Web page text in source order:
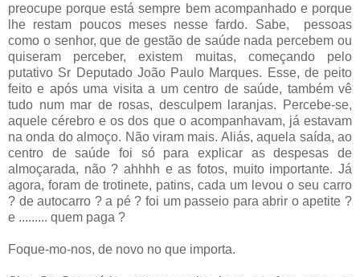
preocupe porque está sempre bem acompanhado e porque
lhe restam poucos meses nesse fardo. Sabe, pessoas
como o senhor, que de gestão de saúde nada percebem ou
quiseram perceber, existem muitas, começando pelo
putativo Sr Deputado João Paulo Marques. Esse, de peito
feito e após uma visita a um centro de saúde, também vê
tudo num mar de rosas, desculpem laranjas. Percebe-se,
aquele cérebro e os dos que o acompanhavam, já estavam
na onda do almoço. Não viram mais. Aliás, aquela saída, ao
centro de saúde foi só para explicar as despesas de
almoçarada, não ? ahhhh e as fotos, muito importante. Já
agora, foram de trotinete, patins, cada um levou o seu carro
? de autocarro ? a pé ? foi um passeio para abrir o apetite ?
e ......... quem paga ?
Foque-mo-nos, de novo no que importa.